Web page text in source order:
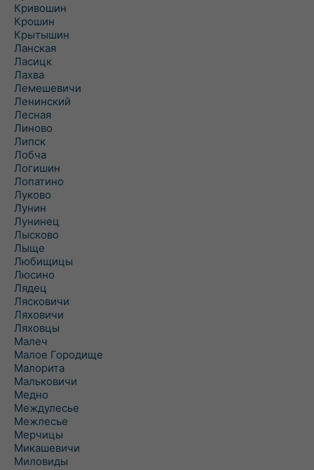
Кривошин
Крошин
Крытышин
Ланская
Ласицк
Лахва
Лемешевичи
Ленинский
Лесная
Линово
Липск
Лобча
Логишин
Лопатино
Луково
Лунин
Лунинец
Лысково
Лыще
Любищицы
Люсино
Лядец
Лясковичи
Ляховичи
Ляховцы
Малеч
Малое Городище
Малорита
Мальковичи
Медно
Междулесье
Межлесье
Мерчицы
Микашевичи
Миловиды